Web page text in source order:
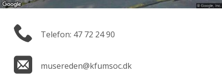
Telefon: 47 72 24 90
musereden@kfumsoc.dk